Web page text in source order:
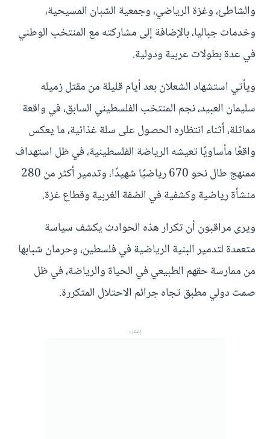
والشاطئ، وغزة الرياضي، وجمعية الشبان المسيحية،
وخدمات جباليا، بالإضافة إلى مشاركته مع المنتخب الوطني
في عدة بطولات عربية ودولية.
ويأتي استشهاد الشعلان بعد أيام قليلة من مقتل زميله
سليمان العبيد، نجم المنتخب الفلسطيني السابق، في واقعة
مماثلة، أثناء انتظاره الحصول على سلة غذائية، ما يعكس
واقعًا مأساويًا تعيشه الرياضة الفلسطينية، في ظل استهداف
ممنهج طال نحو 670 رياضيًا شهيدًا، وتدمير أكثر من 280
منشأة رياضية وكشفية في الضفة الغربية وقطاع غزة.
ويرى مراقبون أن تكرار هذه الحوادث يكشف سياسة
متعمدة لتدمير البنية الرياضية في فلسطين، وحرمان شبابها
من ممارسة حقهم الطبيعي في الحياة والرياضة، في ظل
صمت دولي مطبق تجاه جرائم الاحتلال المتكررة.
إعلان